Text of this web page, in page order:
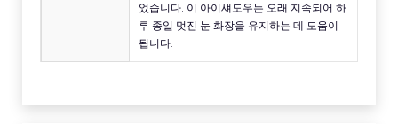
었습니다. 이 아이섀도우는 오래 지속되어 하
루 종일 멋진 눈 화장을 유지하는 데 도움이
됩니다.